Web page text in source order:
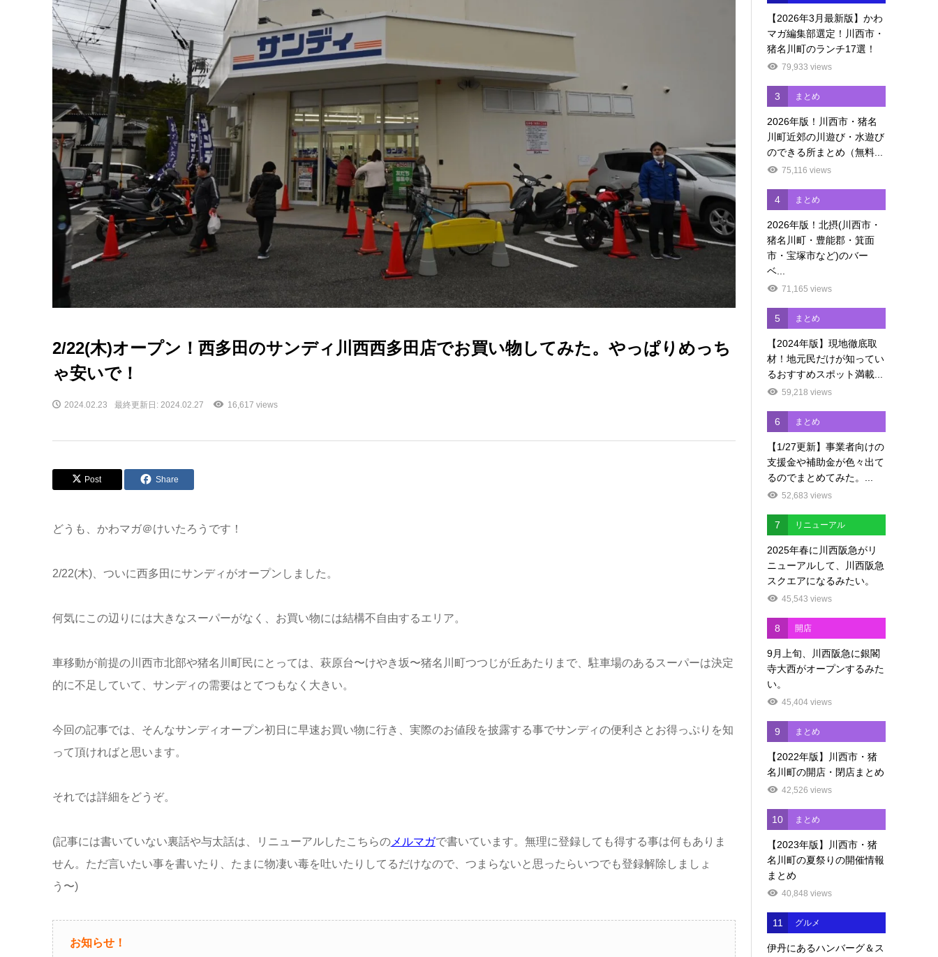
2/22(木)オープン！西多田のサンディ川西西多田店でお買い物してみた。やっぱりめっち
ゃ安いで！
2024.02.23 最終更新日: 2024.02.27 16,617 views
Post Share
どうも、かわマガ＠けいたろうです！
2/22(木)、ついに西多田にサンディがオープンしました。
何気にこの辺りには大きなスーパーがなく、お買い物には結構不自由するエリア。
車移動が前提の川西市北部や猪名川町民にとっては、萩原台〜けやき坂〜猪名川町つつじが丘あたりまで、駐車場のあるスーパーは決定
的に不足していて、サンディの需要はとてつもなく大きい。
今回の記事では、そんなサンディオープン初日に早速お買い物に行き、実際のお値段を披露する事でサンディの便利さとお得っぷりを知
って頂ければと思います。
それでは詳細をどうぞ。
(記事には書いていない裏話や与太話は、リニューアルしたこちらのメルマガで書いています。無理に登録しても得する事は何もありま
せん。ただ言いたい事を書いたり、たまに物凄い毒を吐いたりしてるだけなので、つまらないと思ったらいつでも登録解除しましょ
う〜)
お知らせ！
【2026年3月最新版】かわ
マガ編集部選定！川西市・
猪名川町のランチ17選！
79,933 views
3 まとめ
2026年版！川西市・猪名
川町近郊の川遊び・水遊び
のできる所まとめ（無料...
75,116 views
4 まとめ
2026年版！北摂(川西市・
猪名川町・豊能郡・箕面
市・宝塚市など)のバー
ベ...
71,165 views
5 まとめ
【2024年版】現地徹底取
材！地元民だけが知ってい
るおすすめスポット満載...
59,218 views
6 まとめ
【1/27更新】事業者向けの
支援金や補助金が色々出て
るのでまとめてみた。...
52,683 views
7 リニューアル
2025年春に川西阪急がリ
ニューアルして、川西阪急
スクエアになるみたい。
45,543 views
8 開店
9月上旬、川西阪急に銀閣
寺大西がオープンするみた
い。
45,404 views
9 まとめ
【2022年版】川西市・猪
名川町の開店・閉店まとめ
42,526 views
10 まとめ
【2023年版】川西市・猪
名川町の夏祭りの開催情報
まとめ
40,848 views
11 グルメ
伊丹にあるハンバーグ＆ス